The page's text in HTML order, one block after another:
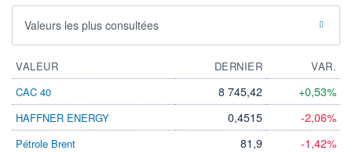
DERNIER
ÉCHANGE
ÉLIGIBILITÉ
Non éligible
Boursobank
+ PORTEFEUILLE + LISTE
Valeurs les plus consultées
VALEUR DERNIER
VAR.
CAC 40
8 745,42 +0,53%
HAFFNER ENERGY 0,4515 -2,06%
Pétrole Brent 81,9 -1,42%